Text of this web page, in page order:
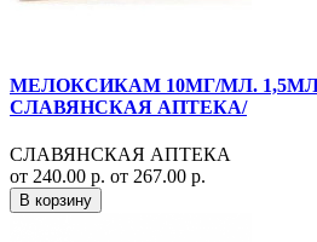
МЕЛОКСИКАМ 10МГ/МЛ.
СЛАВЯНСКАЯ АПТЕКА/
СЛАВЯНСКАЯ АПТЕКА
от 240.00 р. от 267.00 р.
В корзину